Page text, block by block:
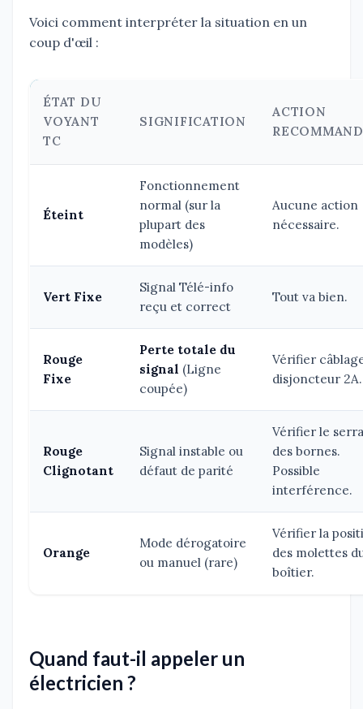
Voici comment interpréter la situation en un
coup d'œil :
ÉTAT DU
VOYANT
TC
SIGNIFICATION
ACTION
Éteint
Fonctionnement
normal (sur la
plupart des
modèles)
Aucune action
nécessaire.
Vert Fixe
Signal Télé-info
reçu et correct
Tout va bien.
Rouge
Fixe
Perte totale du
signal (Ligne
coupée)
Vérifier
disjoncteur 2A.
Rouge
Clignotant
Signal instable ou
défaut de parité
Vérifier le
des bornes.
Possible
interférence.
Orange
Mode dérogatoire
ou manuel (rare)
Vérifier la
des molettes
boîtier.
Quand faut-il appeler un
électricien ?